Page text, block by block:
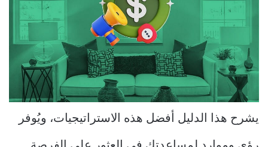
يشرح هذا الدليل أفضل هذه الاستراتيجيات، ويُوفر